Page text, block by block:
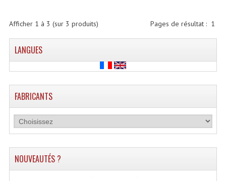
Lecteurs Double Cd MP3
Minidisc
Digital Package Et Logiciel
Pages de résultat : 1
Afficher 1 à 3 (sur 3 produits)
LANGUES
FABRICANTS
NOUVEAUTÉS ?